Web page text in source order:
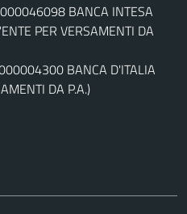
BANCA INTESA
PER VERSAMENTI DA
BANCA D'ITALIA
DA P.A.)